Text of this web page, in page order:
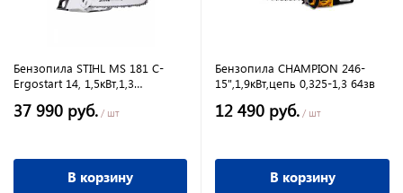
Бензопила STIHL MS 181 C-
Ergostart 14, 1,5кВт,1,3
37 990 руб. / шт
В корзину
Бензопила CHAMPION 246-
15",1,9кВт,цепь 0,325-1,3 64зв
12 490 руб. / шт
В корзину